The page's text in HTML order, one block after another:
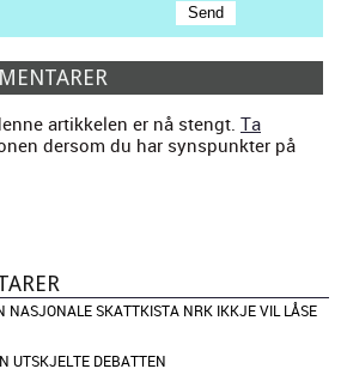
artikkelen er nå stengt. Ta
dersom du har synspunkter på
NASJONALE SKATTKISTA NRK IKKJE VIL LÅSE
UTSKJELTE DEBATTEN